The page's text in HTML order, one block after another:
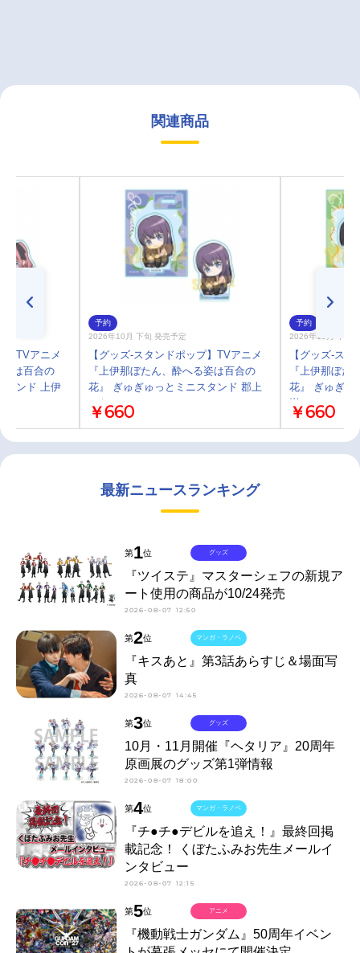
関連商品
】TVアニメ
は百合の
タンド 上伊
予約
2026年10月 下旬 発売予定
【グッズ-スタンドポップ】TVアニメ
『上伊那ぼたん、酔へる姿は百合の
花』 ぎゅぎゅっとミニスタンド 郡上
かなで
￥660
予約
2026年10月 下旬
【グッズ-ス
『上伊那ぼた
花』 ぎゅぎゅ
嵐￥660
最新ニュースランキング
第1位
『ツイステ』マスターシェフの新規ア
ート使用の商品が10/24発売
2026-08-07 12:50
グッズ
第2位
『キスあと』第3話あらすじ＆場面写
真
2026-08-07 14:45
マンガ・ラノベ
第3位
10月・11月開催『ヘタリア』20周年
原画展のグッズ第1弾情報
2026-08-07 18:00
グッズ
第4位
『チ●チ●デビルを追え！』最終回掲
載記念！ くぼたふみお先生メールイ
ンタビュー
2026-08-07 12:15
マンガ・ラノベ
第5位
『機動戦士ガンダム』50周年イベン
アニメ